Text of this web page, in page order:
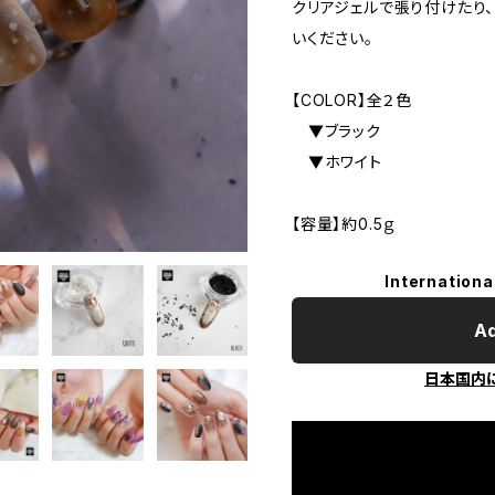
クリアジェルで張り付けたり
いください。
【COLOR】全２色
▼ブラック
▼ホワイト
【容量】約0.5ｇ
日本国内